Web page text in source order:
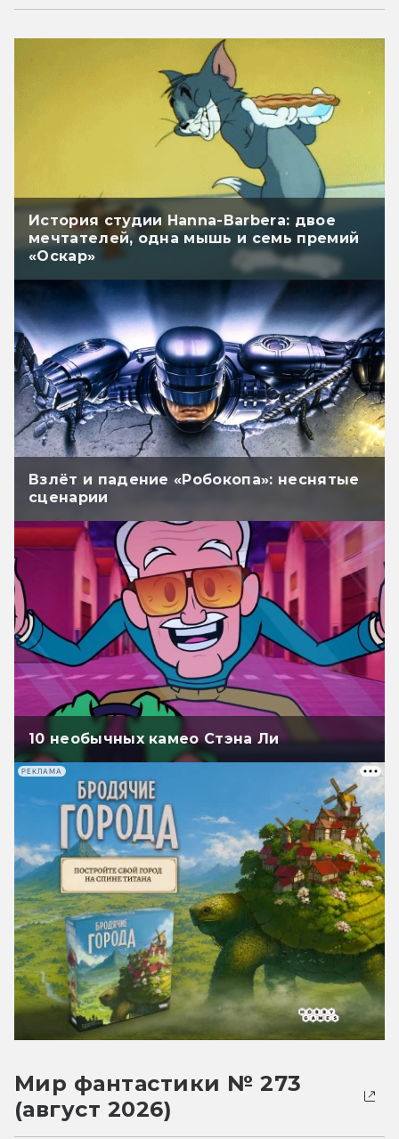
История студии Hanna-Barbera: двое
мечтателей, одна мышь и семь премий
«Оскар»
Взлёт и падение «Робокопа»: неснятые
сценарии
10 необычных камео Стэна Ли
РЕКЛАМА
Мир фантастики № 273
(август 2026)